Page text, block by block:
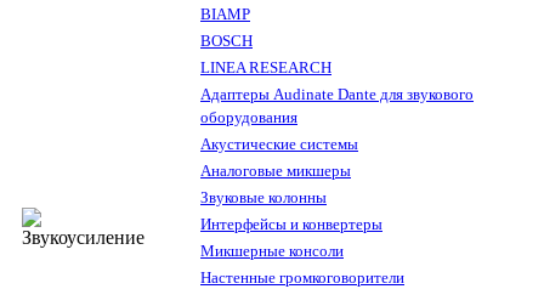
BIAMP
BOSCH
LINEA RESEARCH
Адаптеры Audinate Dante для звукового
оборудования
Акустические системы
Аналоговые микшеры
Звуковые колонны
Интерфейсы и конвертеры
Микшерные консоли
Настенные громкоговорители